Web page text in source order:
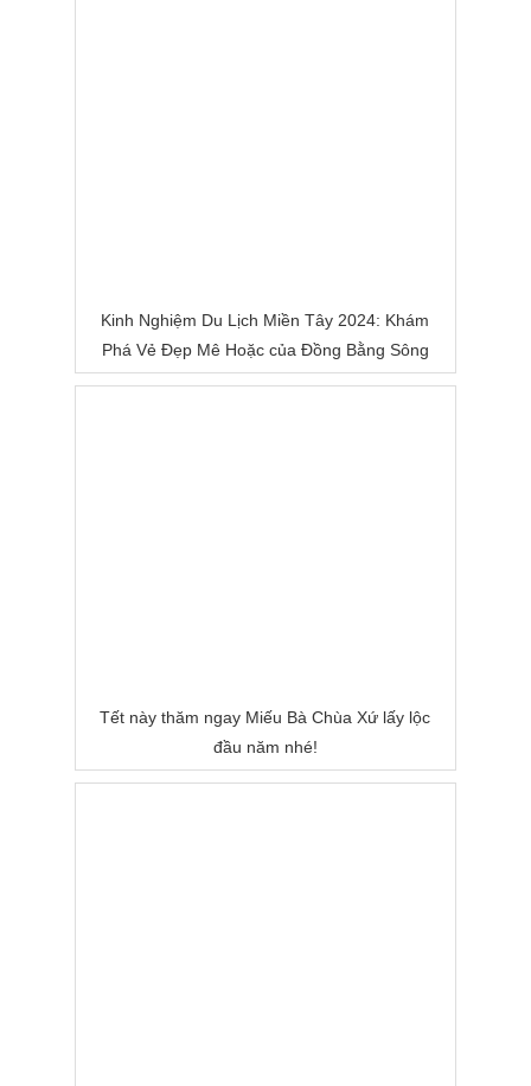
Kinh Nghiệm Du Lịch Miền Tây 2024: Khám
Phá Vẻ Đẹp Mê Hoặc của Đồng Bằng Sông
Nước
Tết này thăm ngay Miếu Bà Chùa Xứ lấy lộc
đầu năm nhé!